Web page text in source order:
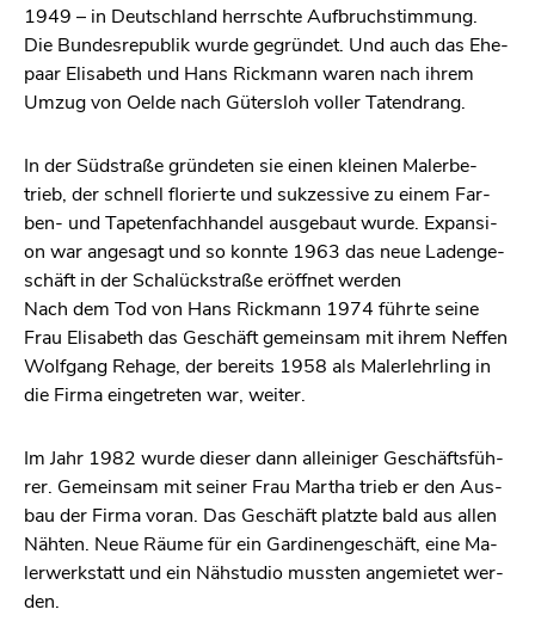
1949 – in Deutsch­land herrsch­te Auf­bruch­stim­mung.
Die Bun­des­re­pu­blik wurde ge­grün­det. Und auch das Ehe­
paar Eli­sa­beth und Hans Rick­mann waren nach ihrem
Umzug von Oelde nach Gü­ters­loh vol­ler Ta­ten­drang.
In der Süd­stra­ße grün­de­ten sie einen klei­nen Ma­ler­be­
trieb, der schnell flo­rier­te und suk­zes­si­ve zu einem Far­
ben- und Ta­pe­ten­fach­han­del aus­ge­baut wurde. Ex­pan­si­
on war an­ge­sagt und so konn­te 1963 das neue La­den­ge­
schäft in der Schalück­stra­ße er­öff­net wer­den
Nach dem Tod von Hans Rick­mann 1974 führ­te seine
Frau Eli­sa­beth das Ge­schäft ge­mein­sam mit ihrem Nef­fen
Wolf­gang Re­ha­ge, der be­reits 1958 als Ma­ler­lehr­ling in
die Firma ein­ge­tre­ten war, wei­ter.
Im Jahr 1982 wurde die­ser dann al­lei­ni­ger Ge­schäfts­füh­
rer. Ge­mein­sam mit sei­ner Frau Mar­tha trieb er den Aus­
bau der Firma voran. Das Ge­schäft platz­te bald aus allen
Näh­ten. Neue Räume für ein Gar­di­nen­ge­schäft, eine Ma­
ler­werk­statt und ein Näh­stu­dio muss­ten an­ge­mie­tet wer­
den.